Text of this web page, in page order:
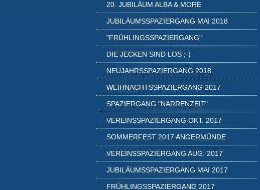
20. JUBILÄUM ALBA & MORE
JUBILÄUMSSPAZIERGANG MAI 2018
"FRÜHLINGSSPAZIERGANG"
DIE JECKEN SIND LOS ;-)
NEUJAHRSSPAZIERGANG 2018
WEIHNACHTSSPAZIERGANG 2017
SPAZIERGANG "NARRENZEIT"
VEREINSSPAZIERGANG OKT. 2017
SOMMERFEST 2017 ANGERMÜNDE
VEREINSSPAZIERGANG AUG. 2017
JUBILÄUMSSPAZIERGANG MAI 2017
FRÜHLINGSSPAZIERGANG 2017